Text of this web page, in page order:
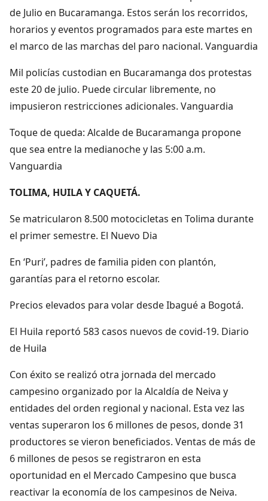
de Julio en Bucaramanga. Estos serán los recorridos,
horarios y eventos programados para este martes en
el marco de las marchas del paro nacional. Vanguardia
Mil policías custodian en Bucaramanga dos protestas
este 20 de julio. Puede circular libremente, no
impusieron restricciones adicionales. Vanguardia
Toque de queda: Alcalde de Bucaramanga propone
que sea entre la medianoche y las 5:00 a.m.
Vanguardia
TOLIMA, HUILA Y CAQUETÁ.
Se matricularon 8.500 motocicletas en Tolima durante
el primer semestre. El Nuevo Dia
En ‘Puri’, padres de familia piden con plantón,
garantías para el retorno escolar.
Precios elevados para volar desde Ibagué a Bogotá.
El Huila reportó 583 casos nuevos de covid-19. Diario
de Huila
Con éxito se realizó otra jornada del mercado
campesino organizado por la Alcaldía de Neiva y
entidades del orden regional y nacional. Esta vez las
ventas superaron los 6 millones de pesos, donde 31
productores se vieron beneficiados. Ventas de más de
6 millones de pesos se registraron en esta
oportunidad en el Mercado Campesino que busca
reactivar la economía de los campesinos de Neiva.